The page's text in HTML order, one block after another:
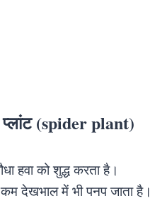
प्लांट (spider plant)
हवा को शुद्ध करता है।
देखभाल में भी पनप जाता है।